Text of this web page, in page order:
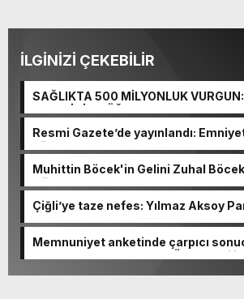
İLGİNİZİ ÇEKEBİLİR
SAĞLIKTA 500 MİLYONLUK
KAÇIŞ İÇİN DÜĞMEYE BASTI!
Resmi Gazete’de yayınlandı:
görevden alındı!
Muhittin Böcek'in Gelini Zuhal Böcek
Gözaltı Kararı!
Çiğli’ye taze nefes: Yılmaz Aksoy
Memnuniyet anketinde çarpıcı
başkanlardan memnun, Ömer Eşki ilk